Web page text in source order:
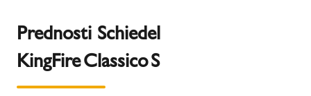
Prednosti Schiedel
KingFire Classico S